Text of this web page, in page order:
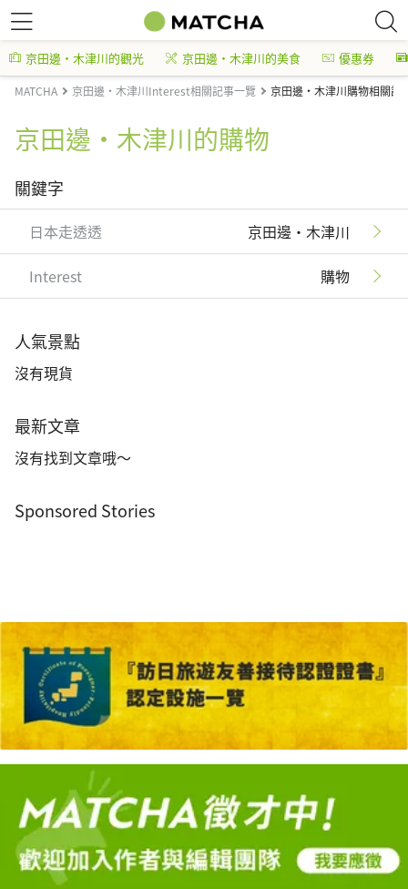
京田邊・木津川的觀光 京田邊・木津川的美食 優惠券
MATCHA 京田邊・木津川Interest相關記事一覽 京田邊・木津川購物相關記
京田邊・木津川的購物
關鍵字
日本走透透 京田邊・木津川
Interest 購物
人氣景點
沒有現貨
最新文章
沒有找到文章哦～
Sponsored Stories